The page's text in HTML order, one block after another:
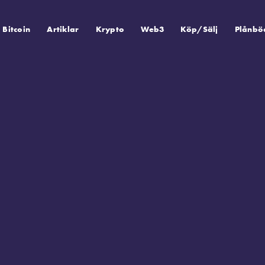
Bitcoin Artiklar Krypto Web3 Köp/Sälj